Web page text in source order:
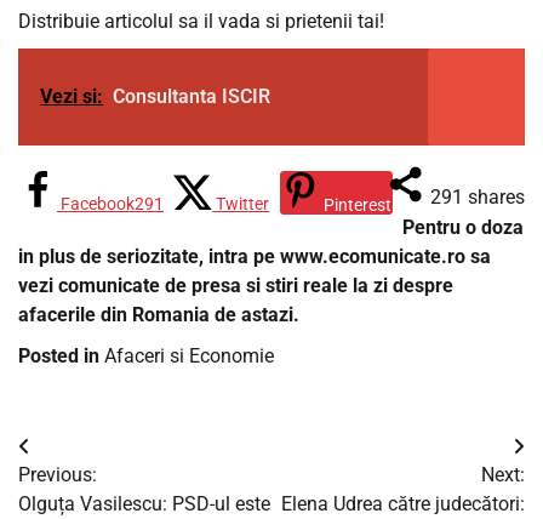
Distribuie articolul sa il vada si prietenii tai!
Vezi si: Consultanta ISCIR
291 shares
Facebook291 Twitter Pinterest
Pentru o doza
in plus de seriozitate, intra pe www.ecomunicate.ro sa
vezi comunicate de presa si stiri reale la zi despre
afacerile din Romania de astazi.
Posted in Afaceri si Economie
Navigare
în
Previous:
Olguța Vasilescu: PSD-ul este
Next:
Elena Udrea către judecători: